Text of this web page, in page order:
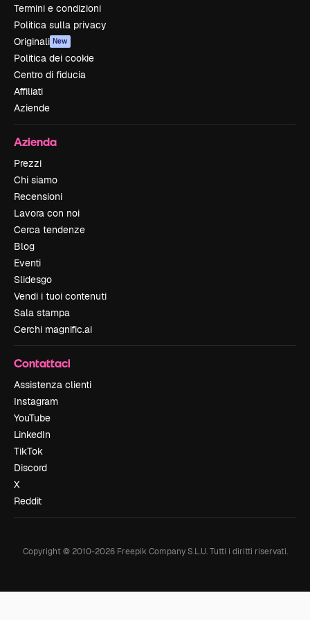
Termini e condizioni
Politica sulla privacy
Originali New
Politica dei cookie
Centro di fiducia
Affiliati
Aziende
Azienda
Prezzi
Chi siamo
Recensioni
Lavora con noi
Cerca tendenze
Blog
Eventi
Slidesgo
Vendi i tuoi contenuti
Sala stampa
Cerchi magnific.ai
Contattaci
Assistenza clienti
Instagram
YouTube
LinkedIn
TikTok
Discord
X
Reddit
Copyright © 2010-2026Freepik Company S.L.U. Tutti i diritti riservati.